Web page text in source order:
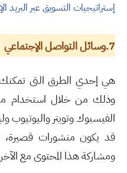
إستراتيجيات التسويق عبر البريد
7.وسائل التواصل الإجتماعي
هي إحدي الطرق التى تمكنك
وذلك من خلال استخدام
الفيسبوك وتويتر واليوتيوب
قد يكون منشورات قصيرة،
ومشاركة هذا المحتوى مع